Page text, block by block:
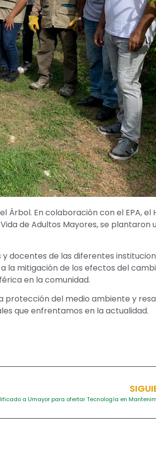
En colaboración con el EPA, el
de Adultos Mayores, se plantaron
docentes de las diferentes
la mitigación de los efectos del
en la comunidad.
protección del medio ambiente y
que enfrentamos en la actualidad.